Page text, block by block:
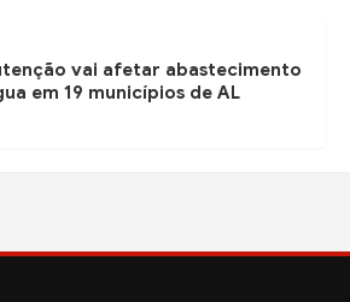
vai afetar abastecimento
em 19 municípios de AL